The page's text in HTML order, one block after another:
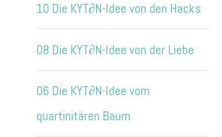
10 Die KYT∂N-Idee von den Hacks
08 Die KYT∂N-Idee von der Liebe
06 Die KYT∂N-Idee vom
quartinitären Baum